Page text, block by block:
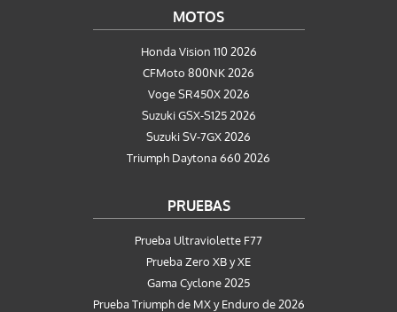
MOTOS
Honda Vision 110 2026
CFMoto 800NK 2026
Voge SR450X 2026
Suzuki GSX-S125 2026
Suzuki SV-7GX 2026
Triumph Daytona 660 2026
PRUEBAS
Prueba Ultraviolette F77
Prueba Zero XB y XE
Gama Cyclone 2025
Prueba Triumph de MX y Enduro de 2026